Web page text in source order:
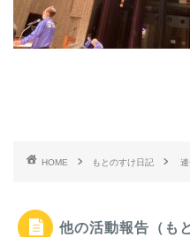
HOME もとのすけ日記
他の活動報告（も